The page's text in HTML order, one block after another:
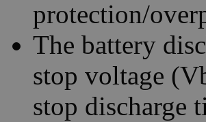
protection/
The battery
stop voltage
stop discharge